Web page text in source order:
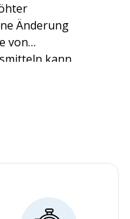
Änderung
von
kann
auf